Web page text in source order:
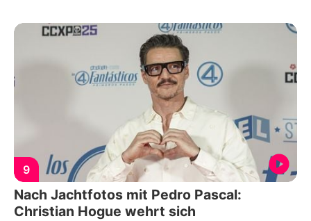
9
Nach Jachtfotos mit Pedro Pascal:
Christian Hogue wehrt sich